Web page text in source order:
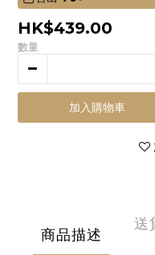
HK$439.00
數量
加入購物車
商品描述
送